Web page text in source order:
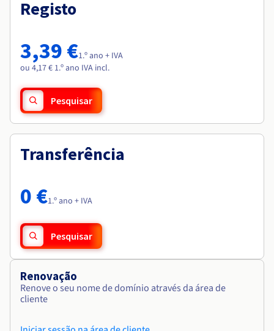
Preços
Roadmap & Changelog
Observabilidade
Roadmap & Changelog
Roadmap & Changelog
Roadmap & Changelog
Roadmap & Changelog
Registo
3,39 €1.º ano + IVA
ou 4,17 € 1.º ano IVA incl.
Pesquisar
Transferência
0 €1.º ano + IVA
Pesquisar
Renovação
Renove o seu nome de domínio através da área de
cliente